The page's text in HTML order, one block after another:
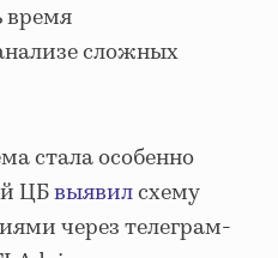
время
сложных
стала особенно
ЦБвыявилсхему
через телеграм-